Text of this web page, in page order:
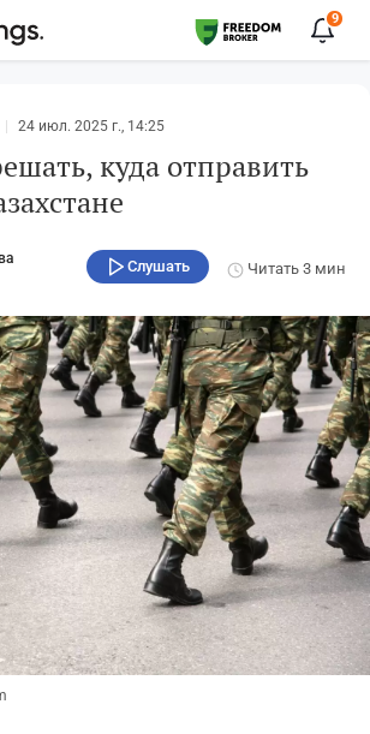
9
24 июл. 2025 г., 14:25
куда отправить
Слушать Читать 3 мин